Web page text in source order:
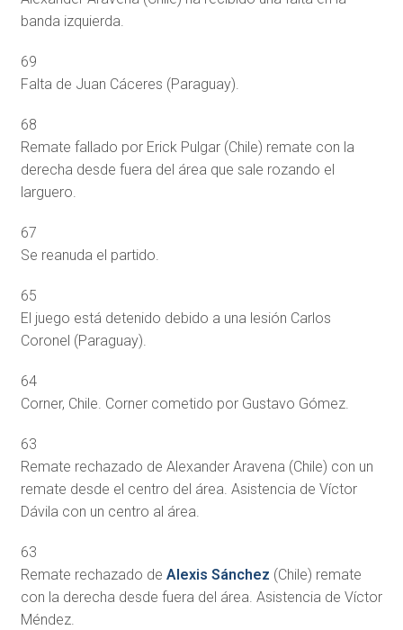
banda izquierda.
69
Falta de Juan Cáceres (Paraguay).
68
Remate fallado por Erick Pulgar (Chile) remate con la
derecha desde fuera del área que sale rozando el
larguero.
67
Se reanuda el partido.
65
El juego está detenido debido a una lesión Carlos
Coronel (Paraguay).
64
Corner, Chile. Corner cometido por Gustavo Gómez.
63
Remate rechazado de Alexander Aravena (Chile) con un
remate desde el centro del área. Asistencia de Víctor
Dávila con un centro al área.
63
Remate rechazado de Alexis Sánchez (Chile) remate
con la derecha desde fuera del área. Asistencia de Víctor
Méndez.